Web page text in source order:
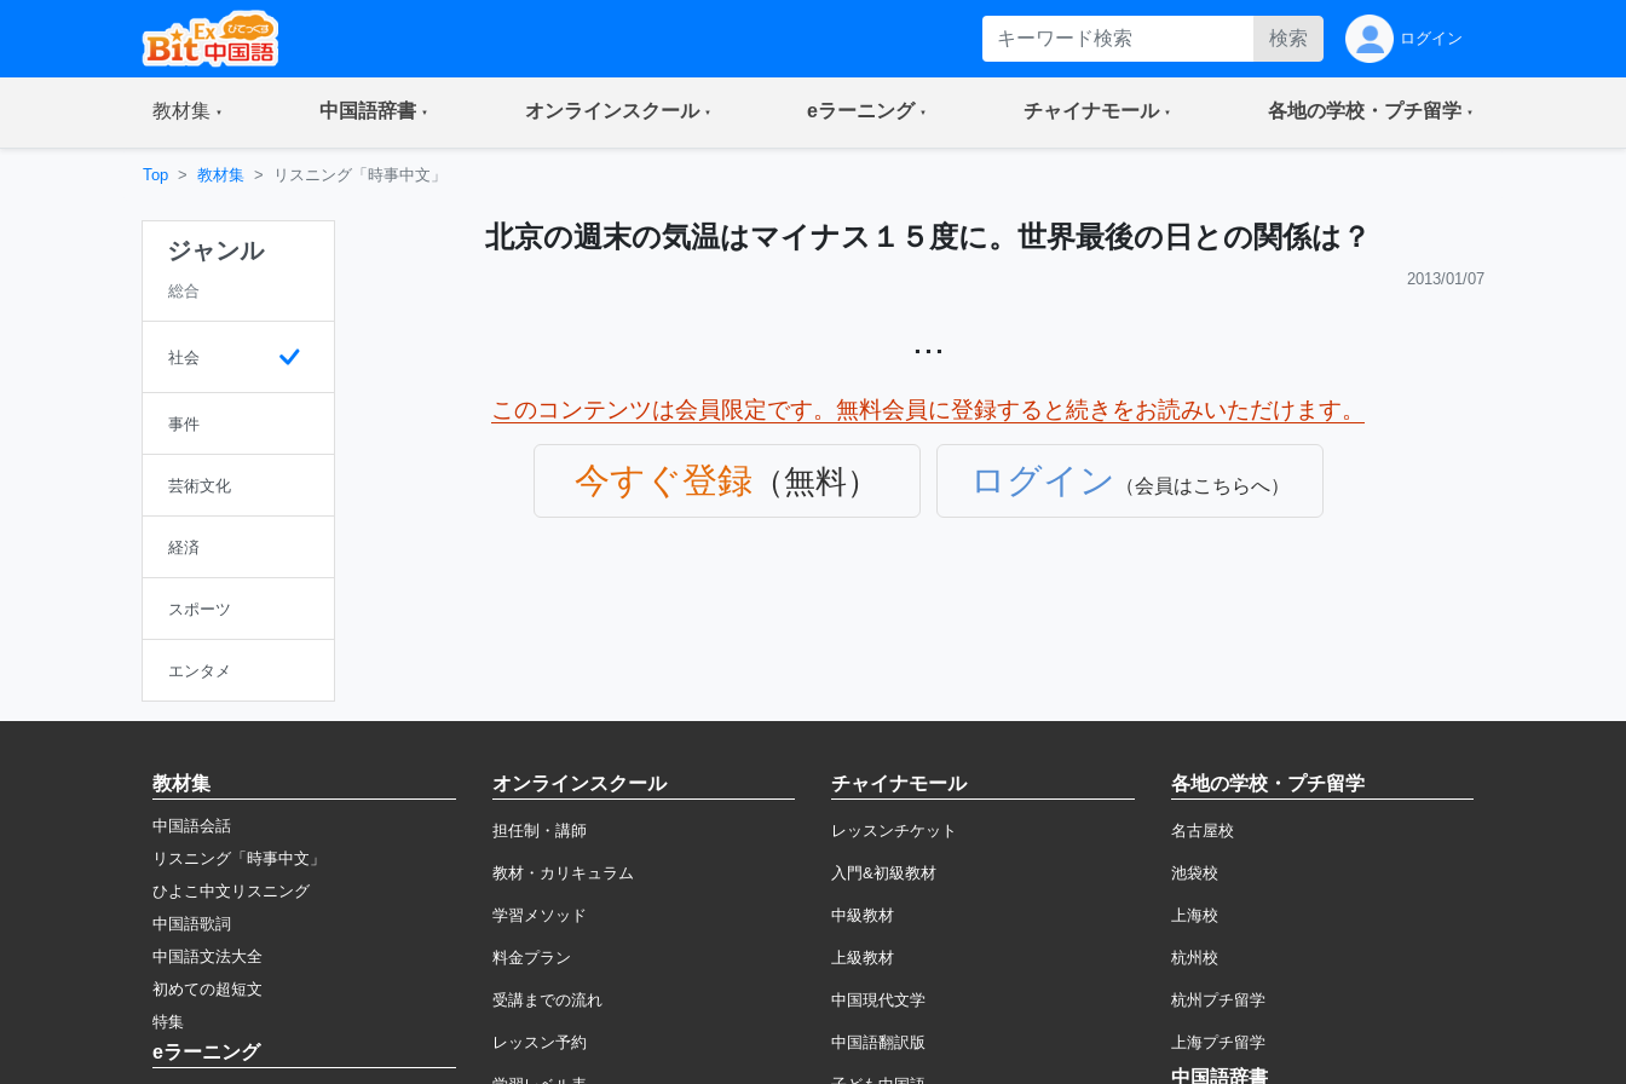
検索 ログイン
教材集(current) 中国語辞書(current) オンラインスクール(current) eラーニング(current) チャイナモール(current) 各地の学校・プチ留学(current)
Top 教材集 リスニング「時事中文」
ジャンル
総合
社会
事件
芸術文化
経済
スポーツ
エンタメ
北京の週末の気温はマイナス１５度に。世界最後の日との関係は？
2013/01/07
...
このコンテンツは会員限定です。無料会員に登録すると続きをお読みいただけます。
今すぐ登録 （無料） ログイン （会員はこちらへ）
教材集
中国語会話
リスニング「時事中文」
ひよこ中文リスニング
中国語歌詞
中国語文法大全
初めての超短文
特集
eラーニング
オンラインスクール
担任制・講師
教材・カリキュラム
学習メソッド
料金プラン
受講までの流れ
レッスン予約
チャイナモール
レッスンチケット
入門&初級教材
中級教材
上級教材
中国現代文学
中国語翻訳版
各地の学校・プチ留学
名古屋校
池袋校
上海校
杭州校
杭州プチ留学
上海プチ留学
中国語辞書